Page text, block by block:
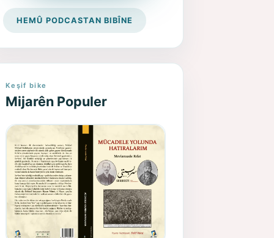
HEMÛ PODCASTAN BIBÎNE
Keşif bike
Mijarên Populer